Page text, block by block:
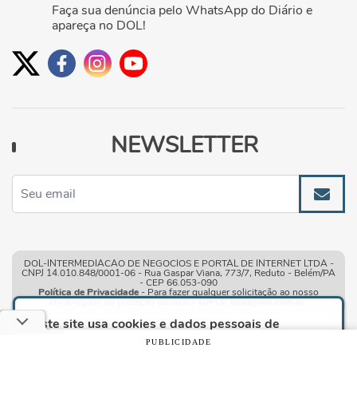
Este site usa cookies e dados pessoais de
acordo com os nossosTermos de Uso e Política
e, ao continuar navegando neste
Faça sua denúncia pelo WhatsApp do Diário e
apareça no DOL!
NEWSLETTER
DOL-INTERMEDIACAO DE NEGOCIOS E PORTAL DE INTERNET LTDA -
CNPJ 14.010.848/0001-06 - Rua Gaspar Viana, 773/7, Reduto - Belém/PA
- CEP 66.053-090
Política de Privacidade - Para fazer qualquer solicitação ao nosso
encarregado de proteção de dados(DPO):lgpd@dol.com.br.
PUBLICIDADE